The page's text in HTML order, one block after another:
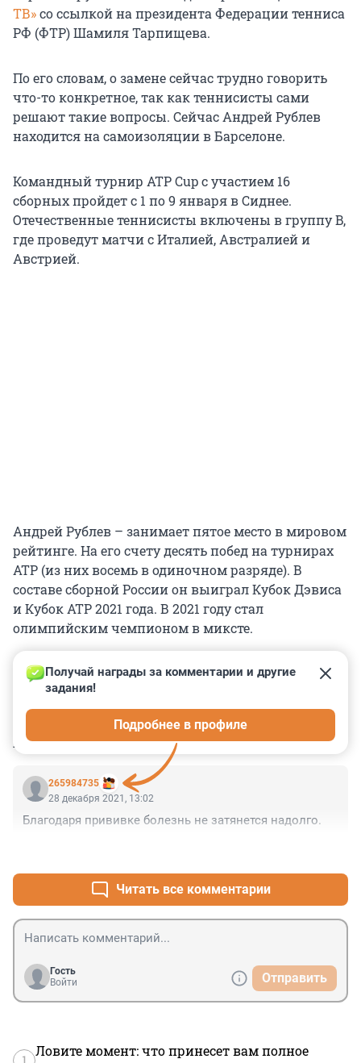
ТВ»со ссылкой на президента Федерации тенниса
РФ (ФТР) Шамиля Тарпищева.
По его словам, о замене сейчас трудно говорить
что-то конкретное, так как теннисисты сами
решают такие вопросы. Сейчас Андрей Рублев
находится на самоизоляции в Барселоне.
Командный турнир ATP Cup c участием 16
сборных пройдет с 1 по 9 января в Сиднее.
Отечественные теннисисты включены в группу B,
где проведут матчи c Италией, Австралией и
Австрией.
Андрей Рублев – занимает пятое место в мировом
рейтинге. На его счету десять побед на турнирах
ATP (из них восемь в одиночном разряде). В
составе сборной России он выиграл Кубок Дэвиса
и Кубок ATP 2021 года. В 2021 году стал
олимпийским чемпионом в миксте.
КОММЕНТАРИИ 1
265984735
Получай награды за комментарии и другие
задания!
Подробнее в профиле
28 декабря 2021, 13:02
Благодаря прививке болезнь не затянется надолго.
Читать все комментарии
Гость
Войти
Отправить
Ловите момент: что принесет вам полное